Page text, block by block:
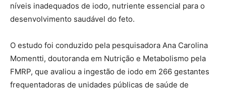
níveis inadequados de iodo, nutriente essencial para o
desenvolvimento saudável do feto.
O estudo foi conduzido pela pesquisadora Ana Carolina
Momentti, doutoranda em Nutrição e Metabolismo pela
FMRP, que avaliou a ingestão de iodo em 266 gestantes
frequentadoras de unidades públicas de saúde de